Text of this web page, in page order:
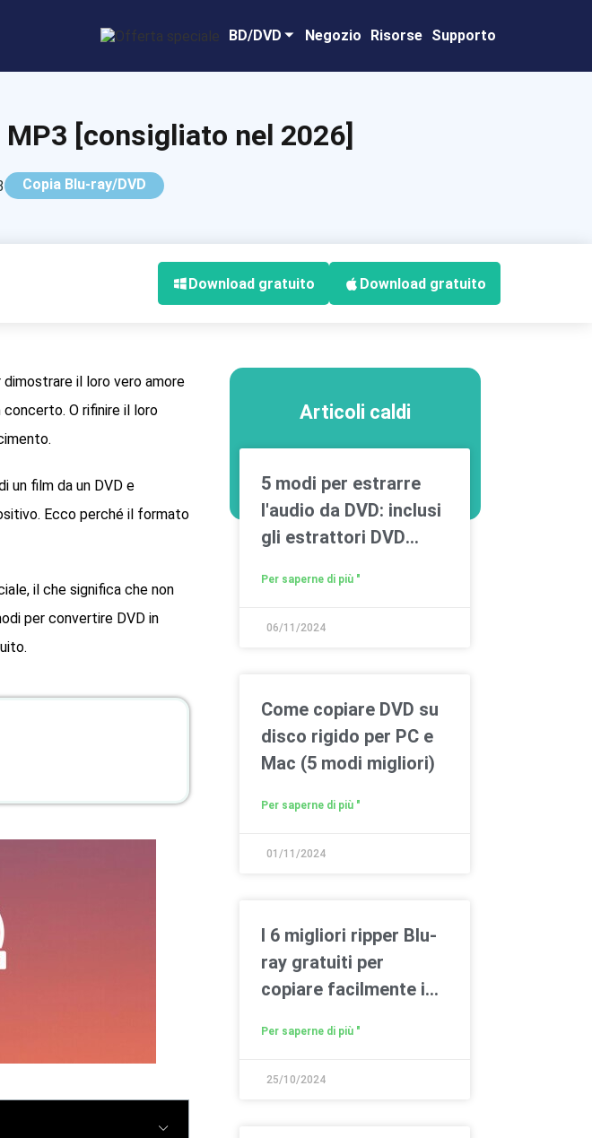
BD/DVD Negozio Risorse Supporto
[consigliato nel 2026]
Copia Blu-ray/DVD
Download gratuito Download gratuito
il loro vero amore
O rifinire il loro
un film da un DVD e
Ecco perché il formato
il che significa che non
per convertire DVD in
Articoli caldi
5 modi per estrarre
l'audio da DVD: inclusi
gli estrattori DVD
Per saperne di più "
06/11/2024
Come copiare DVD su
disco rigido per PC e
Mac (5 modi migliori)
Per saperne di più "
01/11/2024
I 6 migliori ripper Blu-
ray gratuiti per
copiare facilmente i
Per saperne di più "
25/10/2024